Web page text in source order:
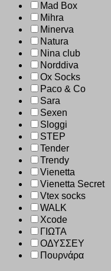
Mad Box
Mihra
Minerva
Natura
Nina club
Norddiva
Ox Socks
Paco & Co
Sara
Sexen
Sloggi
STEP
Tender
Trendy
Vienetta
Vienetta Secret
Vtex socks
WALK
Xcode
ΓΙΩΤΑ
ΟΔΥΣΣΕΥ
Πουρνάρα